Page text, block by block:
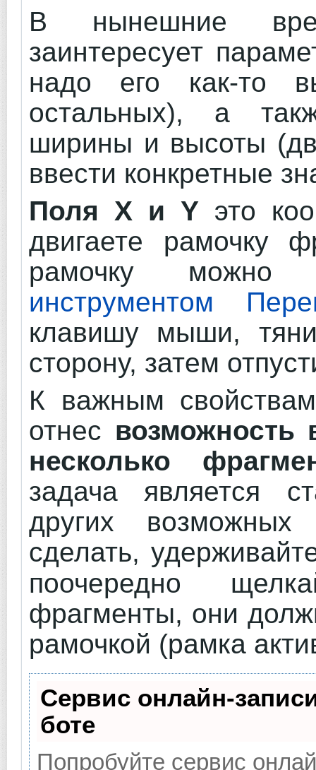
В нынешние
заинтересует
надо его как-то
остальных), а
ширины и высоты
ввести конкретные
Поля X и Yэто
двигаете рамочку
рамочку
инструментом
клавишу мыши,
сторону, затем
К важным
отнес возможность
несколько
задача является
других
сделать,
поочередно
фрагменты, они
рамочкой (рамка
Сервис онлайн-
боте
Попробуйте сервис